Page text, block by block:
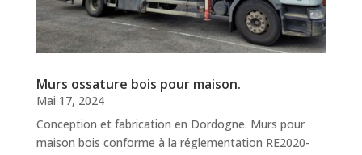
Murs ossature bois pour maison.
Mai 17, 2024
Conception et fabrication en Dordogne. Murs pour
maison bois conforme à la réglementation RE2020-